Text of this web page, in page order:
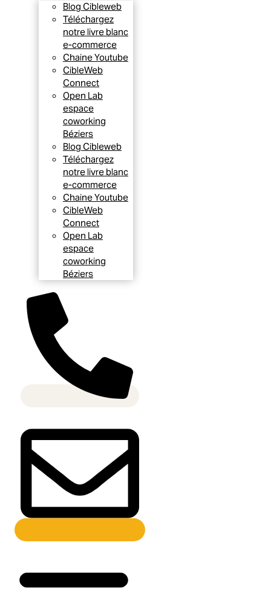
Blog Cibleweb
Téléchargez
notre livre blanc
e-commerce
Chaine Youtube
CibleWeb
Connect
Open Lab
espace
coworking
Béziers
Blog Cibleweb
Téléchargez
notre livre blanc
e-commerce
Chaine Youtube
CibleWeb
Connect
Open Lab
espace
coworking
Béziers